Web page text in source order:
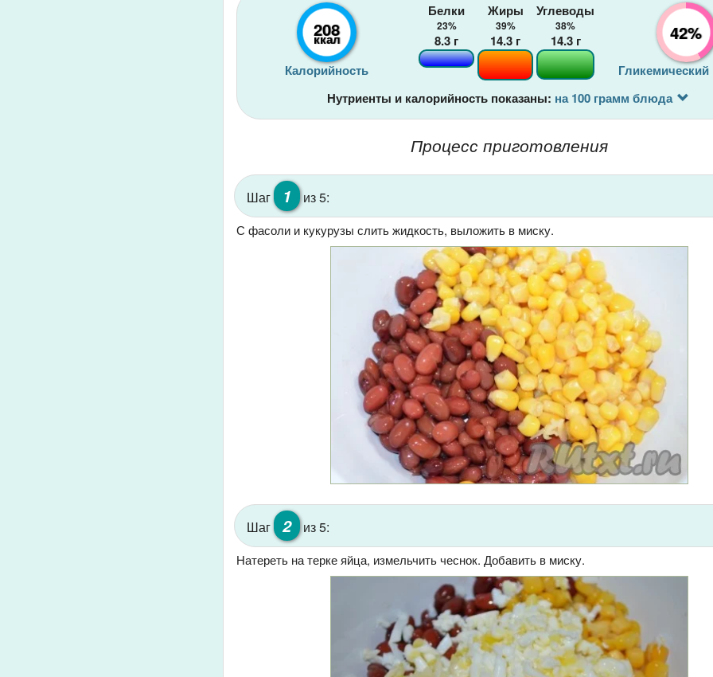
208
ккал
Калорийность
Белки
23%
8.3 г
Жиры
39%
14.3 г
Углеводы
38%
14.3г 42%
Гликемический
Нутриенты и калорийность показаны: на 100 грамм блюда
Процесс приготовления
Шаг 1 из 5:
С фасоли и кукурузы слить жидкость, выложить в миску.
Шаг 2 из 5:
Натереть на терке яйца, измельчить чеснок. Добавить в миску.